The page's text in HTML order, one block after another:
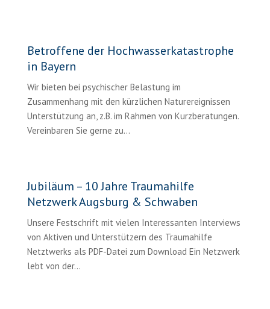
Betroffene der Hochwasserkatastrophe
in Bayern
Wir bieten bei psychischer Belastung im
Zusammenhang mit den kürzlichen Naturereignissen
Unterstützung an, z.B. im Rahmen von Kurzberatungen.
Vereinbaren Sie gerne zu...
Jubiläum – 10 Jahre Traumahilfe
Netzwerk Augsburg & Schwaben
Unsere Festschrift mit vielen Interessanten Interviews
von Aktiven und Unterstützern des Traumahilfe
Netztwerks als PDF-Datei zum Download Ein Netzwerk
lebt von der...